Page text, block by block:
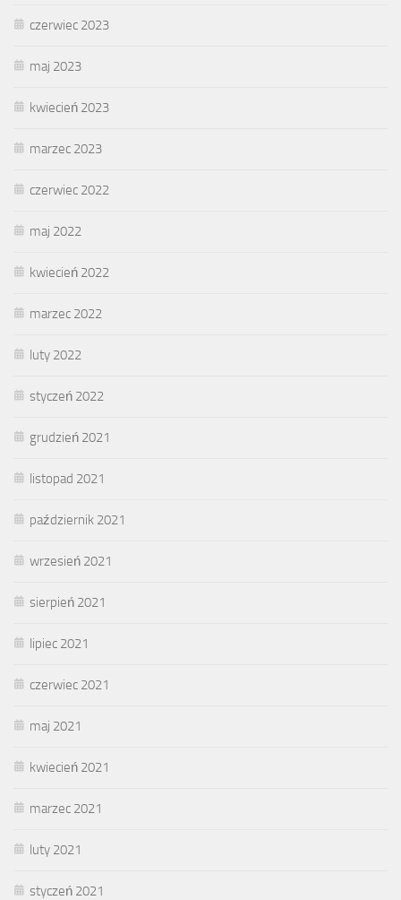
czerwiec 2023
maj 2023
kwiecień 2023
marzec 2023
czerwiec 2022
maj 2022
kwiecień 2022
marzec 2022
luty 2022
styczeń 2022
grudzień 2021
listopad 2021
październik 2021
wrzesień 2021
sierpień 2021
lipiec 2021
czerwiec 2021
maj 2021
kwiecień 2021
marzec 2021
luty 2021
styczeń 2021